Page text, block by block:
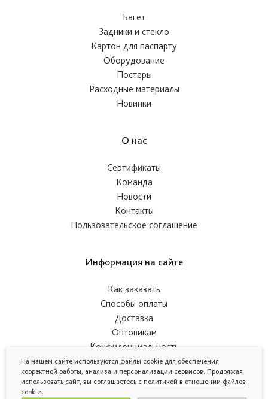
Багет
Задники и стекло
Картон для паспарту
Оборудование
Постеры
Расходные материалы
Новинки
О нас
Сертификаты
Команда
Новости
Контакты
Пользовательское соглашение
Информация на сайте
Как заказать
Способы оплаты
Доставка
Оптовикам
Конфиденциальность
На нашем сайте используются файлы cookie для обеспечения
корректной работы, анализа и персонализации сервисов. Продолжая
использовать сайт, вы соглашаетесь с политикой в отношении файлов
cookie.